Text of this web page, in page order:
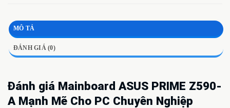
MÔ TẢ
ĐÁNH GIÁ (0)
Đánh giá Mainboard ASUS PRIME Z590-
A Mạnh Mẽ Cho PC Chuyên Nghiệp